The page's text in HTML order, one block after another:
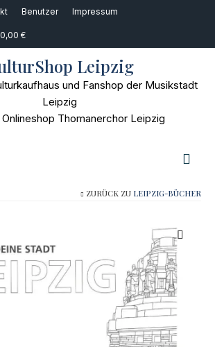
Benutzer Impressum
0,00 €
Leipzig
und Fanshop der Musikstadt
Leipzig
Thomanerchor Leipzig
ZURÜCK ZU LEIPZIG-BÜCHER